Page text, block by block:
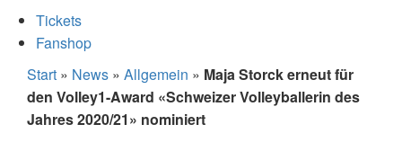
Tickets
Fanshop
Start » News » Allgemein » Maja Storck erneut für
den Volley1-Award «Schweizer Volleyballerin des
Jahres 2020/21» nominiert